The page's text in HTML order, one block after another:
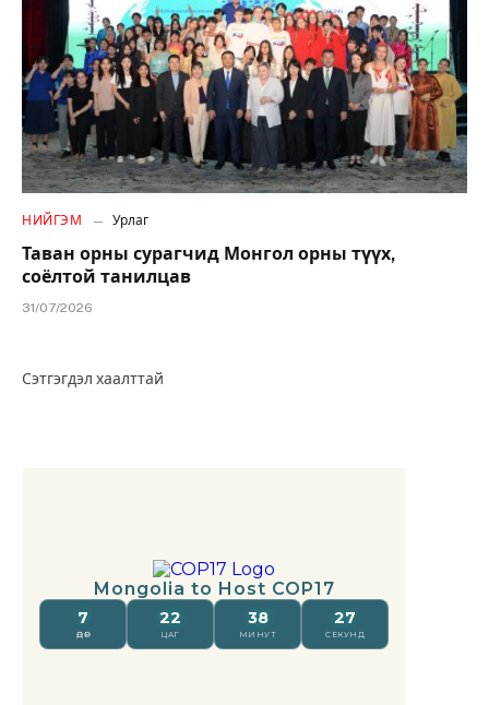
НИЙГЭМ Урлаг
Таван орны сурагчид Монгол орны түүх,
соёлтой танилцав
31/07/2026
Сэтгэгдэл хаалттай